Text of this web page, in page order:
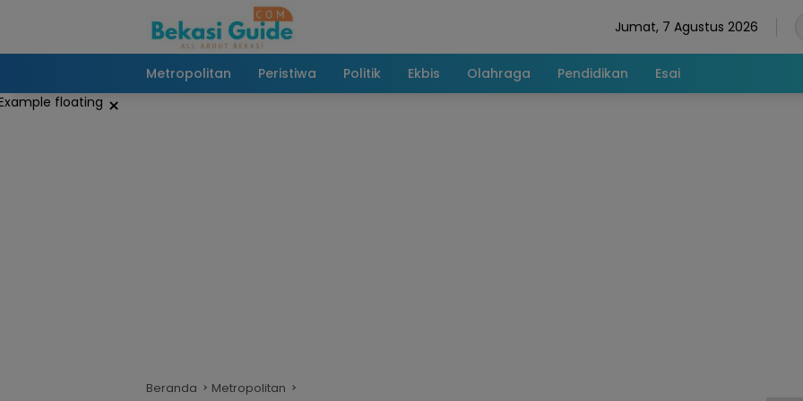
Jumat, 7 Agustus 2026
Metropolitan Peristiwa Politik Ekbis Olahraga Pendidikan Esai
×
Beranda Metropolitan